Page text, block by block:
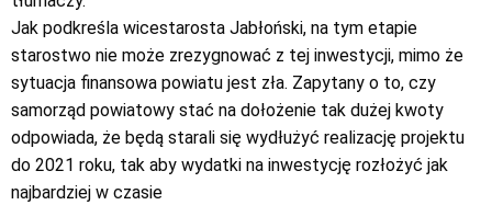
Jak podkreśla wicestarosta Jabłoński, na tym etapie
starostwo nie może zrezygnować z tej inwestycji, mimo że
sytuacja finansowa powiatu jest zła. Zapytany o to, czy
samorząd powiatowy stać na dołożenie tak dużej kwoty
odpowiada, że będą starali się wydłużyć realizację projektu
do 2021 roku, tak aby wydatki na inwestycję rozłożyć jak
najbardziej w czasie